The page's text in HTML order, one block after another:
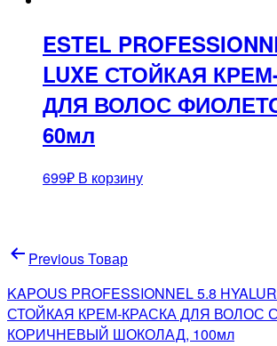
ESTEL
LUXE СТОЙКАЯ
ДЛЯ ВОЛОС
60мл
699₽ В корзину
Навигация
по
записям
Previous Товар
KAPOUS PROFESSIONNEL 5.8
СТОЙКАЯ КРЕМ-КРАСКА ДЛЯ ВОЛОС
КОРИЧНЕВЫЙ ШОКОЛАД, 100мл